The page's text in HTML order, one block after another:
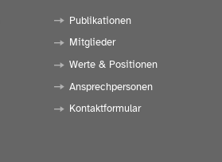
Publikationen
Mitglieder
Werte & Positionen
Ansprechpersonen
Kontaktformular